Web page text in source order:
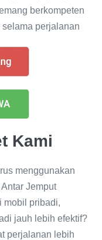
berkompeten
perjalanan
Kami
menggunakan
Jemput
mobil pribadi,
jauh lebih efektif?
perjalanan lebih